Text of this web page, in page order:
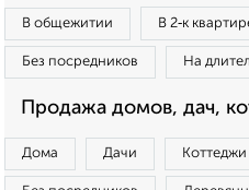
В общежитии В 2‑к
Без посредников На
Продажа домов, дач,
Дома Дачи Коттеджи